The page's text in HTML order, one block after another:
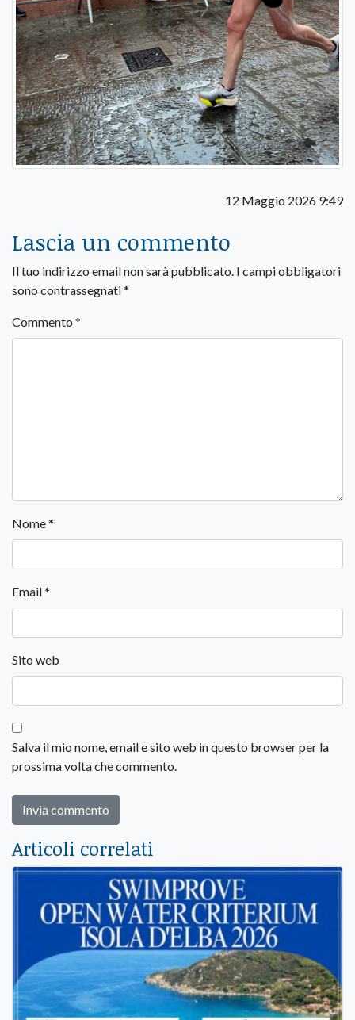
12 Maggio 2026 9:49
Lascia un commento
Il tuo indirizzo email non sarà pubblicato. I campi obbligatori
sono contrassegnati*
Commento *
Nome*
Email*
Sito web
Salva il mio nome, email e sito web in questo browser per la
prossima volta che commento.
Articoli correlati